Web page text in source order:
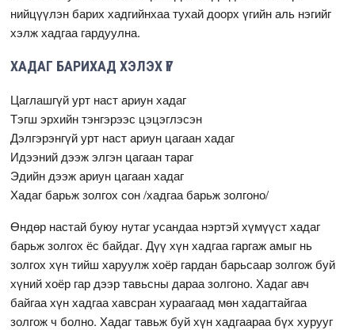
нийцүүлэн барих хадгийнхаа тухай доорх үгийн аль нэгийг
хэлж хадгаа гардуулна.
ХАДАГ БАРИХАД ХЭЛЭХ ҮГ
Цаглашгүй урт наст ариун хадаг
Тэгш эрхийн тэнгэрээс цэцэглэсэн
Дэлгэрэнгүй урт наст ариун цагаан хадаг
Идээний дээж элгэн цагаан тараг
Эдийн дээж ариун цагаан хадаг
Хадаг барьж золгох сон /хадгаа барьж золгоно/
Өндөр настай буюу нутаг усандаа нэртэй хүмүүст хадаг
барьж золгох ёс байдаг. Дүү хүн хадгаа гаргаж амыг нь
золгох хүн тийш харуулж хоёр гардан барьсаар золгож буй
хүний хоёр гар дээр тавьсны дараа золгоно. Хадаг авч
байгаа хүн хадгаа хавсран хураагаад мөн хадагтайгаа
золгож ч болно. Хадаг тавьж буй хүн хадгаараа бүх хурууг